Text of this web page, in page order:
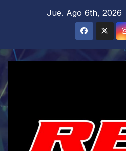
Jue. Ago 6th, 2026